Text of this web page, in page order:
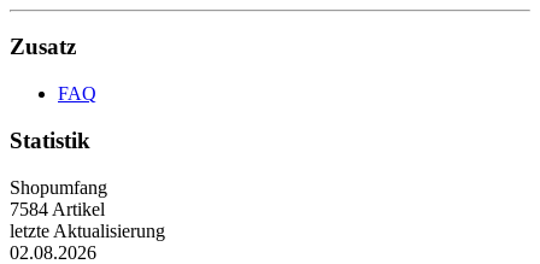
Zusatz
FAQ
Statistik
Shopumfang
7584 Artikel
letzte Aktualisierung
02.08.2026